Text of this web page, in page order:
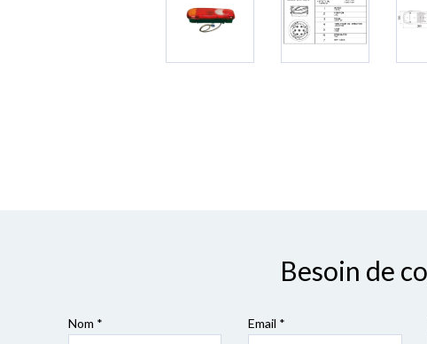
Besoin de
Nom * Email *